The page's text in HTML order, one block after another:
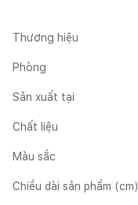
Thương hiệu
Phòng
Sản xuất tại
Chất liệu
Màu sắc
Chiều dài sản phẩm (cm)